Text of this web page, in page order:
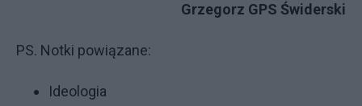
Grzegorz GPS Świderski
PS. Notki powiązane:
Ideologia